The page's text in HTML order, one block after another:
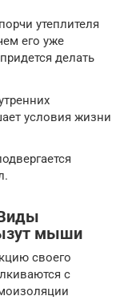
утеплителя
его уже
делать
условия жизни
мыши
своего
с